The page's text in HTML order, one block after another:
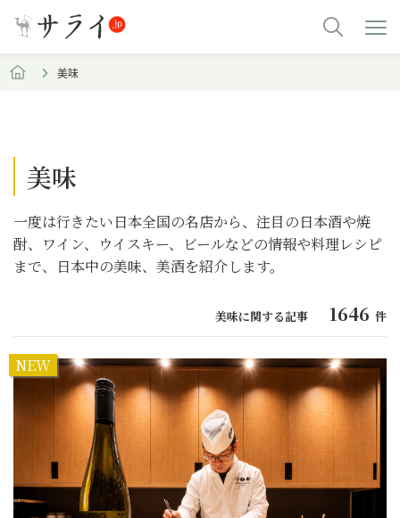
美味
美味
一度は行きたい日本全国の名店から、注目の日本酒や焼
酎、ワイン、ウイスキー、ビールなどの情報や料理レシピ
まで、日本中の美味、美酒を紹介します。
美味に関する記事 1646 件
NEW